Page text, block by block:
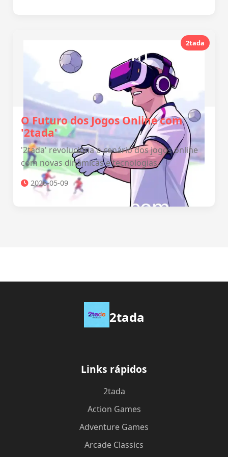
2tada
O Futuro dos Jogos Online com
'2tada'
'2tada' revoluciona o cenário dos jogos online
com novas dinâmicas e tecnologias.
2026-05-09
2tada
Links rápidos
2tada
Action Games
Adventure Games
Arcade Classics